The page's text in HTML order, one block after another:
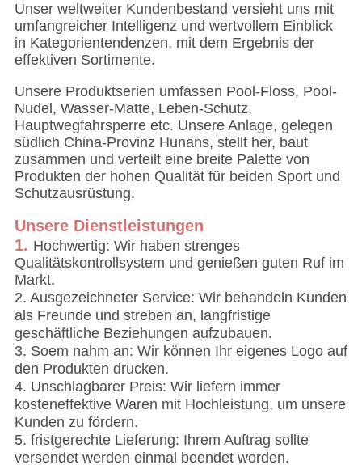
Unser weltweiter Kundenbestand versieht uns mit
umfangreicher Intelligenz und wertvollem Einblick
in Kategorientendenzen, mit dem Ergebnis der
effektiven Sortimente.
Unsere Produktserien umfassen Pool-Floss, Pool-
Nudel, Wasser-Matte, Leben-Schutz,
Hauptwegfahrsperre etc. Unsere Anlage, gelegen
südlich China-Provinz Hunans, stellt her, baut
zusammen und verteilt eine breite Palette von
Produkten der hohen Qualität für beiden Sport und
Schutzausrüstung.
Unsere Dienstleistungen
1. Hochwertig: Wir haben strenges
Qualitätskontrollsystem und genießen guten Ruf im
Markt.
2. Ausgezeichneter Service: Wir behandeln Kunden
als Freunde und streben an, langfristige
geschäftliche Beziehungen aufzubauen.
3. Soem nahm an: Wir können Ihr eigenes Logo auf
den Produkten drucken.
4. Unschlagbarer Preis: Wir liefern immer
kosteneffektive Waren mit Hochleistung, um unsere
Kunden zu fördern.
5. fristgerechte Lieferung: Ihrem Auftrag sollte
versendet werden einmal beendet worden.